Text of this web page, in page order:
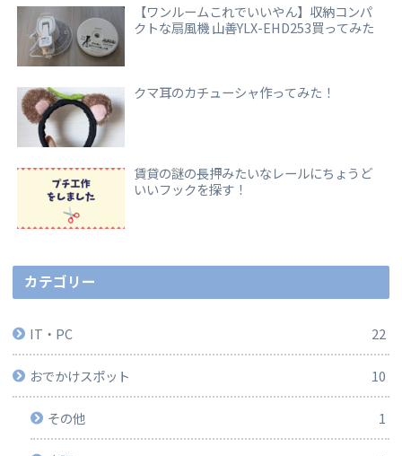
【ワンルームこれでいいやん】収納コンパ
クトな扇風機 山善YLX-EHD253買ってみた
クマ耳のカチューシャ作ってみた！
賃貸の謎の長押みたいなレールにちょうど
いいフックを探す！
カテゴリー
IT・PC 22
おでかけスポット 10
その他 1